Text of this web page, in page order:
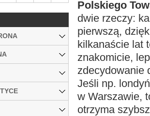
Polskiego
dwie rzeczy:
pierwszą,
kilkanaście lat
znakomicie,
zdecydowanie
Jeśli np.
w Warszawie,
otrzyma